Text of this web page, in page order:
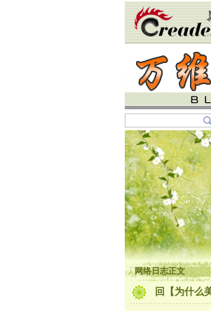
网络日志正文
回【为什么